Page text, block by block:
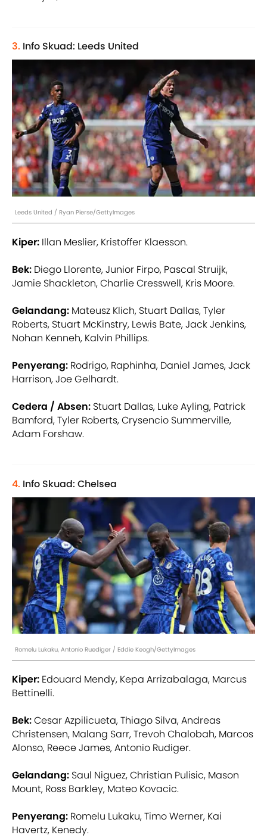
3. Info Skuad: Leeds United
Leeds United / Ryan Pierse/GettyImages
Kiper: Illan Meslier, Kristoffer Klaesson.
Bek: Diego Llorente, Junior Firpo, Pascal Struijk,
Jamie Shackleton, Charlie Cresswell, Kris Moore.
Gelandang: Mateusz Klich, Stuart Dallas, Tyler
Roberts, Stuart McKinstry, Lewis Bate, Jack Jenkins,
Nohan Kenneh, Kalvin Phillips.
Penyerang: Rodrigo, Raphinha, Daniel James, Jack
Harrison, Joe Gelhardt.
Cedera / Absen: Stuart Dallas, Luke Ayling, Patrick
Bamford, Tyler Roberts, Crysencio Summerville,
Adam Forshaw.
4. Info Skuad: Chelsea
Romelu Lukaku, Antonio Ruediger / Eddie Keogh/GettyImages
Kiper: Edouard Mendy, Kepa Arrizabalaga, Marcus
Bettinelli.
Bek:Cesar Azpilicueta, Thiago Silva, Andreas
Christensen, Malang Sarr, Trevoh Chalobah, Marcos
Alonso, Reece James, Antonio Rudiger.
Gelandang: Saul Niguez, Christian Pulisic, Mason
Mount, Ross Barkley, Mateo Kovacic.
Penyerang: Romelu Lukaku, Timo Werner, Kai
Havertz, Kenedy.